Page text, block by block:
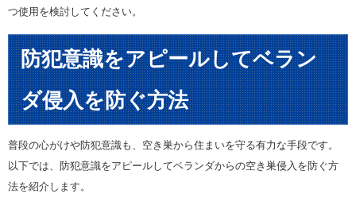
つ使用を検討してください。
防犯意識をアピールしてベラン
ダ侵入を防ぐ方法
普段の心がけや防犯意識も、空き巣から住まいを守る有力な手段です。
以下では、防犯意識をアピールしてベランダからの空き巣侵入を防ぐ方
法を紹介します。